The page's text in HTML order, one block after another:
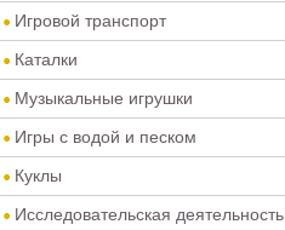
Игровой транспорт
Каталки
Музыкальные игрушки
Игры с водой и песком
Куклы
Исследовательская деятельность